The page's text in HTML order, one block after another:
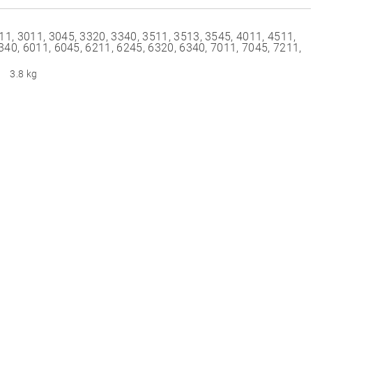
3011, 3045, 3320, 3340, 3511, 3513, 3545, 4011, 4511,
6011, 6045, 6211, 6245, 6320, 6340, 7011, 7045, 7211,
3.8 kg